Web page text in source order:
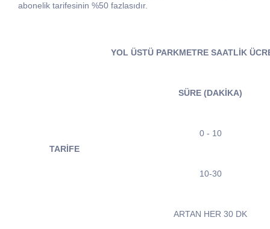
abonelik tarifesinin %50 fazlasıdır.
YOL ÜSTÜ PARKMETRE SAATLİK
TARİFE
SÜRE (DAKİKA)
0 - 10
10-30
ARTAN HER 30 DK